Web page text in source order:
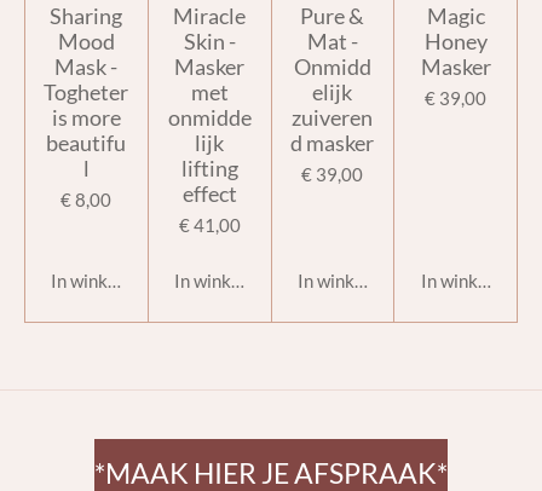
Sharing
Mood
Mask -
Togheter
is more
beautifu
l
€ 8,00
In winkelwagen
Miracle
Skin -
Masker
met
onmidde
lijk
lifting
effect
€ 41,00
In winkelwagen
Pure &
Mat -
Onmidd
elijk
zuiveren
d masker
€ 39,00
In winkelwagen
Magic
Honey
Masker
€ 39,00
In
*MAAK HIER JE AFSPRAAK*